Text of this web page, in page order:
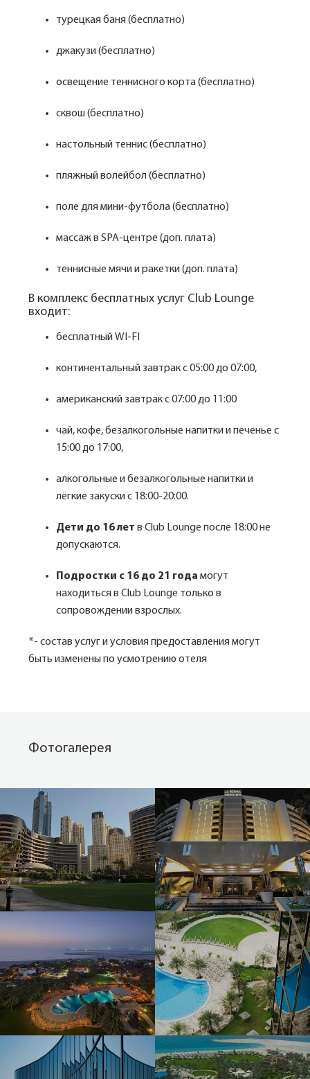
турецкая баня (бесплатно)
джакузи (бесплатно)
освещение теннисного корта (бесплатно)
сквош (бесплатно)
настольный теннис (бесплатно)
пляжный волейбол (бесплатно)
поле для мини-футбола (бесплатно)
массаж в SPA-центре (доп. плата)
теннисные мячи и ракетки (доп. плата)
В комплекс бесплатных услуг Club Lounge
входит:
бесплатный WI-FI
континентальный завтрак с 05:00 до 07:00,
американский завтрак с 07:00 до 11:00
чай, кофе, безалкогольные напитки и печенье с
15:00 до 17:00,
алкогольные и безалкогольные напитки и
лёгкие закуски с 18:00-20:00.
Дети до 16 лет в Club Lounge после 18:00 не
допускаются.
Подростки с 16 до 21 года могут
находиться в Club Lounge только в
сопровождении взрослых.
*- состав услуг и условия предоставления могут
быть изменены по усмотрению отеля
Фотогалерея